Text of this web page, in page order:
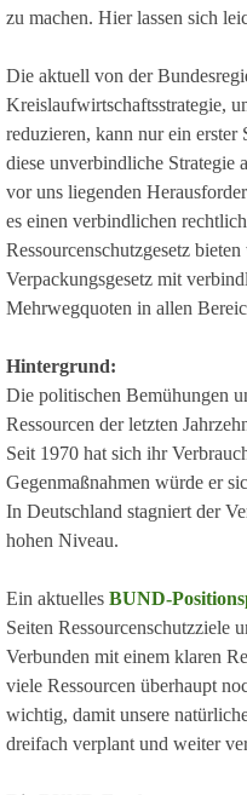
zu machen. Hier lassen sich
Die aktuell von der
Kreislaufwirtschaftsstrategie,
reduzieren, kann nur ein
diese unverbindliche Strategie
vor uns liegenden
es einen verbindlichen
Ressourcenschutzgesetz
Verpackungsgesetz mit
Mehrwegquoten in allen
Hintergrund:
Die politischen Bemühungen
Ressourcen der letzten
Seit 1970 hat sich ihr
Gegenmaßnahmen würde er
In Deutschland stagniert der
hohen Niveau.
Ein aktuelles BUND-
Seiten Ressourcenschutzziele
Verbunden mit einem klaren
viele Ressourcen überhaupt
wichtig, damit unsere
dreifach verplant und weiter